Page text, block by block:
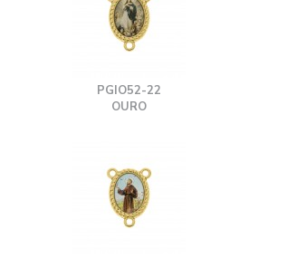
PGIO52-22
OURO